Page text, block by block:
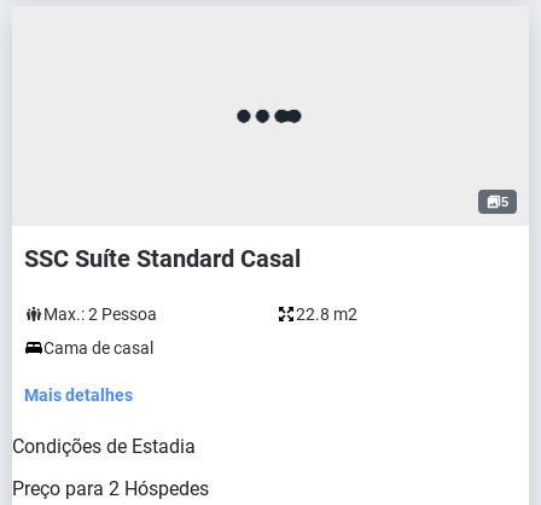
5
SSC Suíte Standard Casal
Max.:2 Pessoa
22.8 m2
Cama de casal
Mais detalhes
Condições de Estadia
Preço para 2 Hóspedes